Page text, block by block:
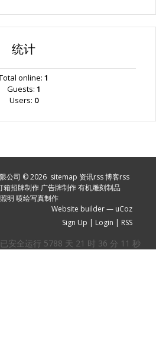
统计
online: 1
Guests: 1
Users: 0
公司 © 2026 sitemap 资讯rss博客rss
箱招牌制作 广告牌制作有机雕刻制品
明 喷绘写真制作
Website builder— uCoz
Sign Up | Login | RSS
安全运行 5788 天 21 时 36 分 11 秒